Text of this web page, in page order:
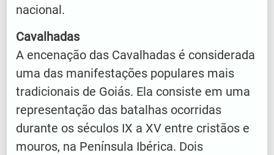
nacional.
Cavalhadas
A encenação das Cavalhadas é considerada
uma das manifestações populares mais
tradicionais de Goiás. Ela consiste em uma
representação das batalhas ocorridas
durante os séculos IX a XV entre cristãos e
mouros, na Península Ibérica. Dois